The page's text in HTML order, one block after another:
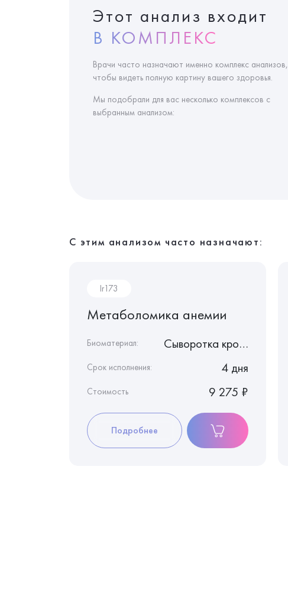
Этот анализ входит
В КОМПЛЕКС
Врачи часто назначают именно комплекс анализов,
чтобы видеть полную картину вашего здоровья.
Мы подобрали для вас несколько комплексов с
выбранным анализом:
С этим анализом часто назначают:
Ir173
Метаболомика анемии
Биоматериал: Сыворотка крови
Срок исполнения: 4 дня
Стоимость 9 275 ₽
Подробнее